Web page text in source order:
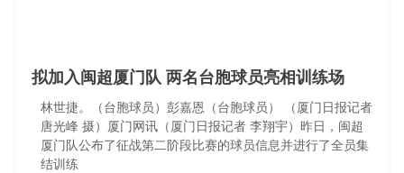
拟加入闽超厦门队 两名台胞球员亮相训练场
林世捷。（台胞球员）彭嘉恩（台胞球员） （厦门日报记者
唐光峰 摄）厦门网讯（厦门日报记者 李翔宇）昨日，闽超
厦门队公布了征战第二阶段比赛的球员信息并进行了全员集
结训练